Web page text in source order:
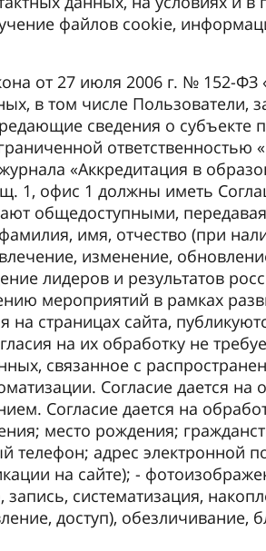
файлов cookie,
от 27 июля 2006 г. № 152-
в том числе
сведения о субъекте
ответственностью
«Аккредитация в
1, офис 1 должны иметь
общедоступными,
имя, отчество (при
изменение,
лидеров и результатов
мероприятий в рамках
страницах сайта,
на их обработку не
связанное с
Согласие дается
Согласие дается на
место рождения;
адрес электронной
на сайте); -
систематизация,
доступ), обезличивание,